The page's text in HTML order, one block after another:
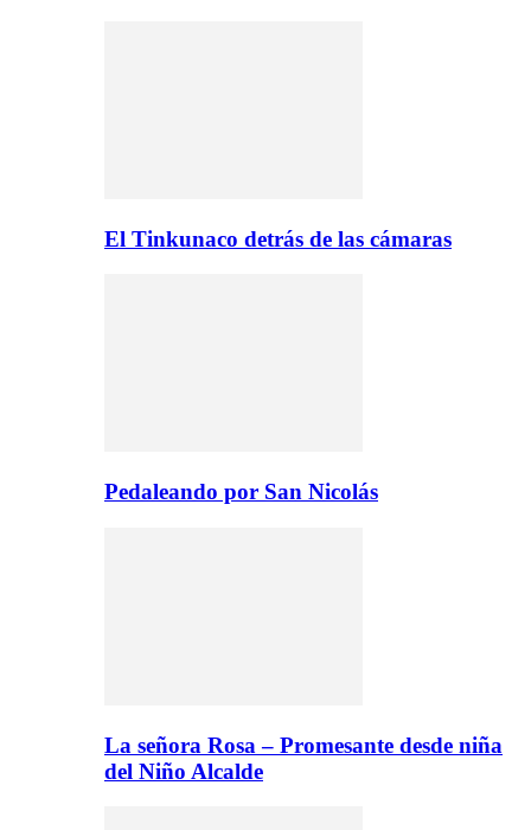
El Tinkunaco detrás de las cámaras
Pedaleando por San Nicolás
La señora Rosa – Promesante desde niña
del Niño Alcalde